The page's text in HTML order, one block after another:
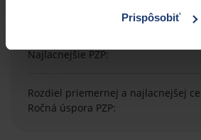
Prispôsobiť
Najlacnejšie PZP:
Rozdiel priemernej a najlacnejšej
Ročná úspora PZP: